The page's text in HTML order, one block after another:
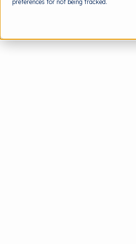
preferences for not being tracked.